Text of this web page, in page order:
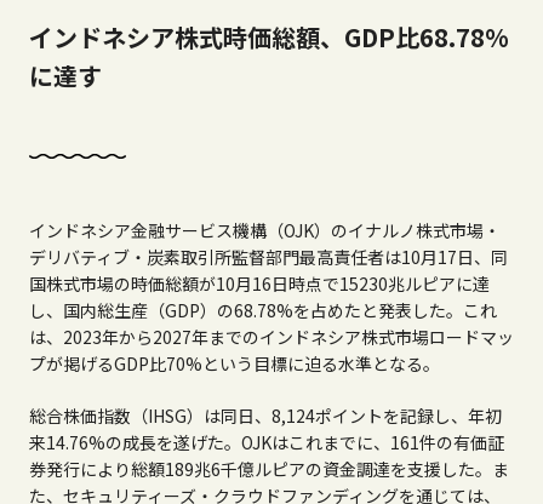
インドネシア株式時価総額、GDP比68.78%
に達す
インドネシア金融サービス機構（OJK）のイナルノ株式市場・
デリバティブ・炭素取引所監督部門最高責任者は10月17日、同
国株式市場の時価総額が10月16日時点で15230兆ルピアに達
し、国内総生産（GDP）の68.78%を占めたと発表した。これ
は、2023年から2027年までのインドネシア株式市場ロードマッ
プが掲げるGDP比70%という目標に迫る水準となる。
総合株価指数（IHSG）は同日、8,124ポイントを記録し、年初
来14.76%の成長を遂げた。OJKはこれまでに、161件の有価証
券発行により総額189兆6千億ルピアの資金調達を支援した。ま
た、セキュリティーズ・クラウドファンディングを通じては、